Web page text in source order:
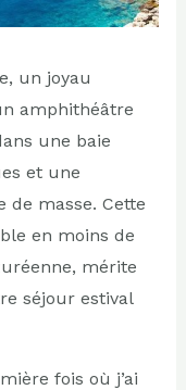
un joyau
amphithéâtre
une baie
et une
de masse. Cette
en moins de
mérite
séjour estival
fois où j’ai